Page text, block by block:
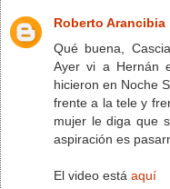
Roberto Arancibia
Qué buena,
Ayer vi a Hernán
hicieron en Noche
frente a la tele y
mujer le diga que
aspiración es
El video está aquí